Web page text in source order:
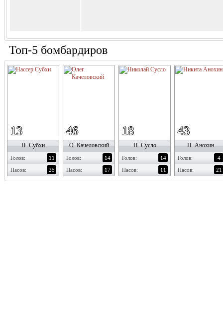
Топ-5 бомбардиров
13
Н. Субхи
Голов:
11
Пасов:
25
46
О. Качеловский
Голов:
14
Пасов:
17
18
Н. Сусло
Голов:
14
Пасов:
11
43
Н. Анохин
Голов:
4
Пасов:
21